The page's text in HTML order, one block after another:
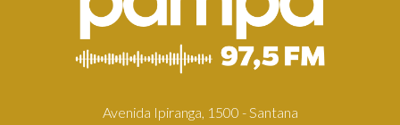
Avenida Ipiranga, 1500 - Santana